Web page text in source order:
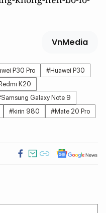
VnMedia
P30 Pro
#Huawei P30
K20
Galaxy Note 9
#kirin 980
#Mate 20 Pro